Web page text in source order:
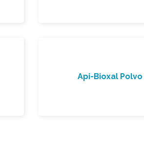
Api-Bioxal Polvo